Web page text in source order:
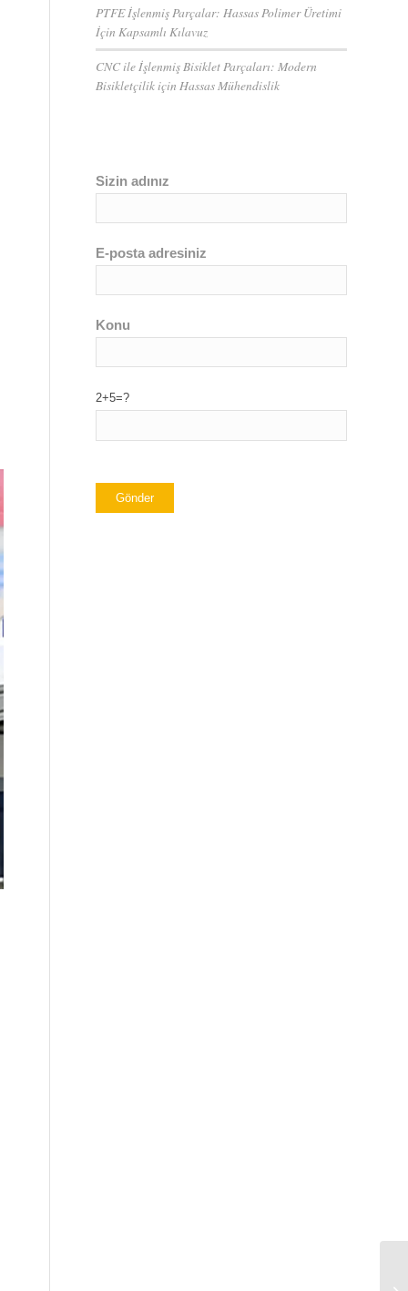
PTFE İşlenmiş Parçalar: Hassas Polimer Üretimi
İçin Kapsamlı Kılavuz
CNC ile İşlenmiş Bisiklet Parçaları: Modern
Bisikletçilik için Hassas Mühendislik
Sizin adınız
E-posta adresiniz
Konu
2+5=?